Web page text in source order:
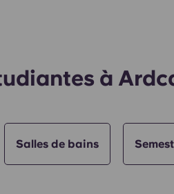
à
Salles de bains